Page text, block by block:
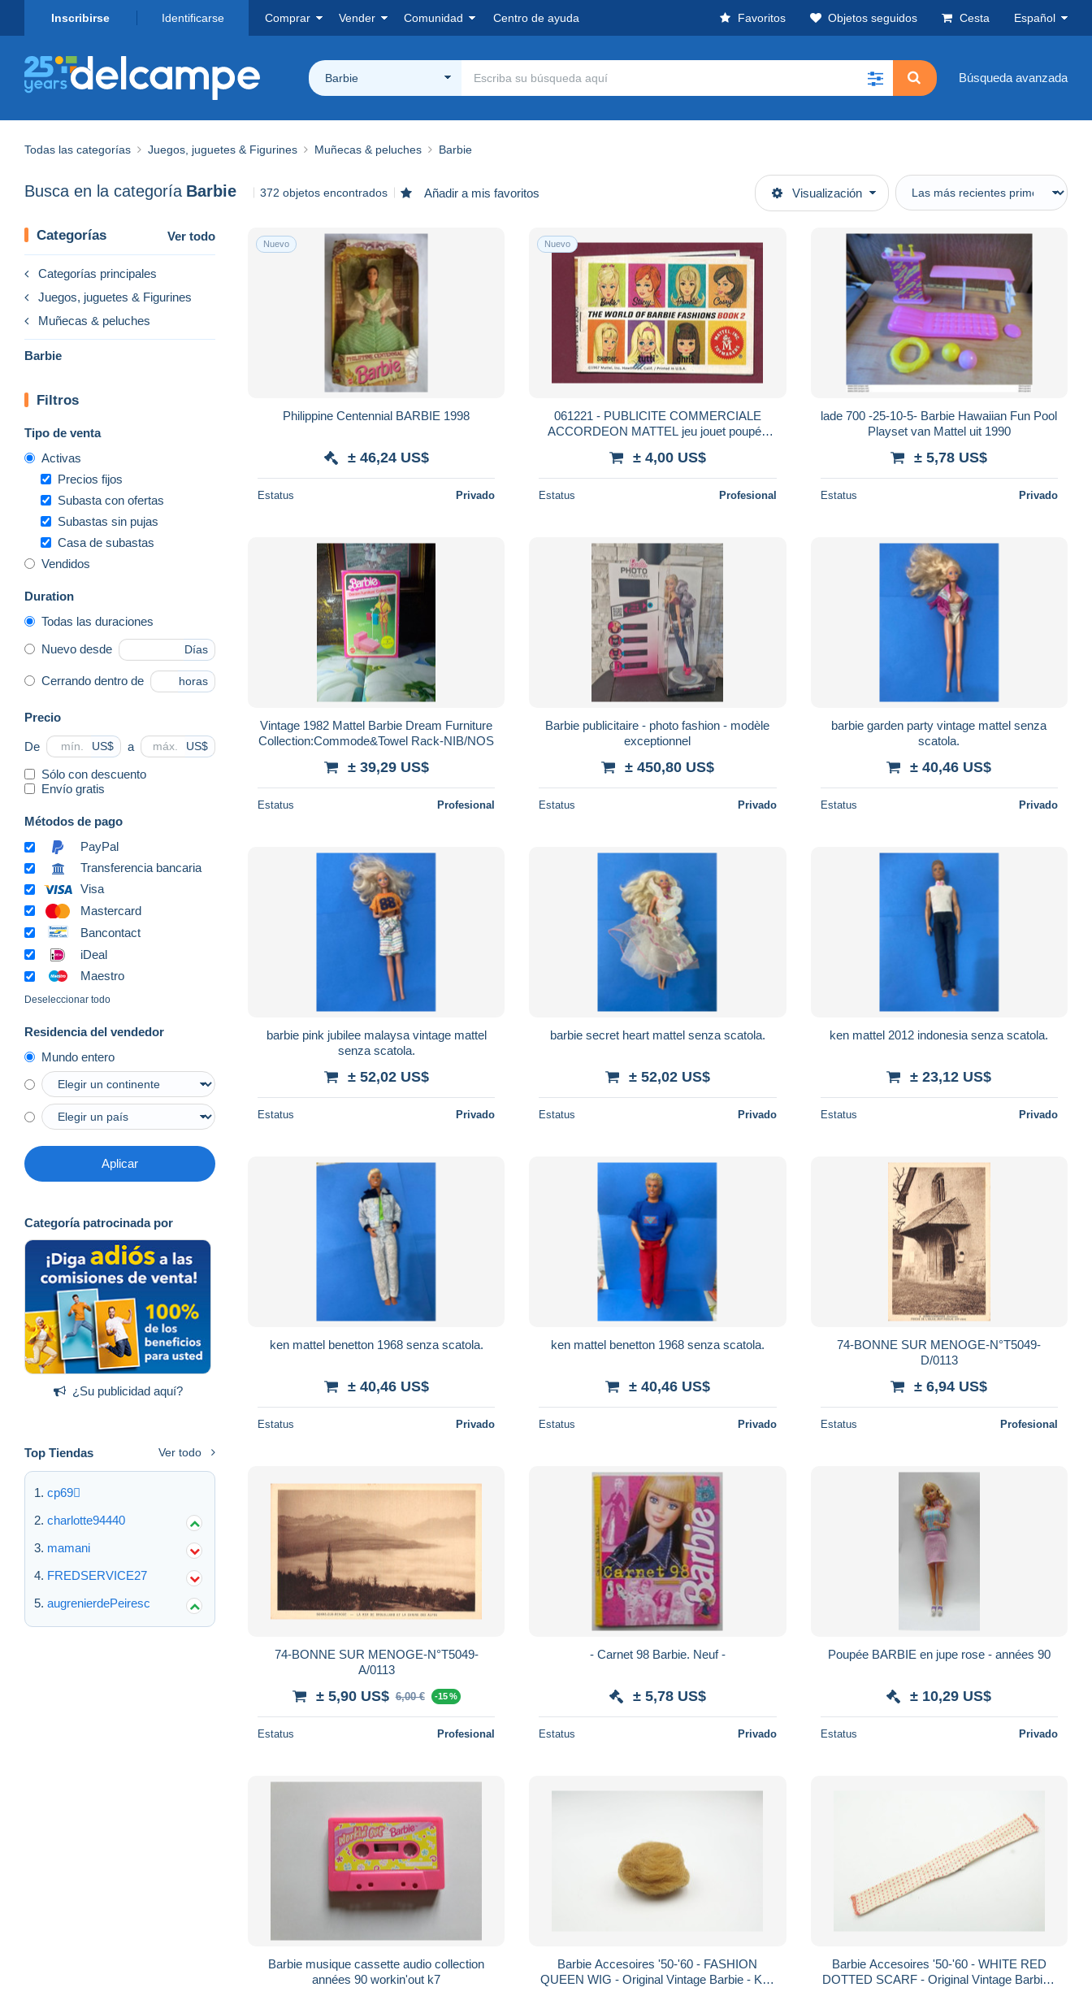
Inscribirse Identificarse Comprar Vender Comunidad Centro de ayuda Favoritos Objetos seguidos Cesta Español
Barbie Búsqueda avanzada
Todas las categorías Juegos, juguetes & Figurines Muñecas & peluches Barbie
Busca en la categoría Barbie 372 objetos encontrados Añadir a mis favoritos Visualización
Categorías Ver todo
Categorías principales
Juegos, juguetes & Figurines
Muñecas & peluches
Barbie
Filtros
Tipo de venta
Activas
Precios fijos
Subasta con ofertas
Subastas sin pujas
Casa de subastas
Vendidos
Duration
Todas las duraciones
Nuevo desde Días
Cerrando dentro de horas
Precio
De US$ a US$
Sólo con descuento
Envío gratis
Métodos de pago
PayPal
Transferencia bancaria
Visa
Mastercard
Bancontact
iDeal
Maestro
Deseleccionar todo
Residencia del vendedor
Mundo entero
Aplicar
Categoría patrocinada por
¿Su publicidad aquí?
Top Tiendas Ver todo
cp69
charlotte94440
mamani
FREDSERVICE27
augrenierdePeiresc
Nuevo
Philippine Centennial BARBIE 1998
± 46,24 US$
Estatus Privado
Nuevo
061221 - PUBLICITE COMMERCIALE
ACCORDEON MATTEL jeu jouet poupée
± 4,00 US$
Estatus Profesional
lade 700 -25-10-5- Barbie Hawaiian Fun Pool
Playset van Mattel uit 1990
± 5,78 US$
Estatus Privado
Vintage 1982 Mattel Barbie Dream Furniture
Collection:Commode&Towel Rack-NIB/NOS
± 39,29 US$
Estatus Profesional
Barbie publicitaire - photo fashion - modèle
exceptionnel
± 450,80 US$
Estatus Privado
barbie garden party vintage mattel senza
scatola.
± 40,46 US$
Estatus Privado
barbie pink jubilee malaysa vintage mattel
senza scatola.
± 52,02 US$
Estatus Privado
barbie secret heart mattel senza scatola.
± 52,02 US$
Estatus Privado
ken mattel 2012 indonesia senza scatola.
± 23,12 US$
Estatus Privado
ken mattel benetton 1968 senza scatola.
± 40,46 US$
Estatus Privado
ken mattel benetton 1968 senza scatola.
± 40,46 US$
Estatus Privado
74-BONNE SUR MENOGE-N°T5049-
D/0113
± 6,94 US$
Estatus Profesional
74-BONNE SUR MENOGE-N°T5049-
A/0113
± 5,90 US$ 6,00 € -15 %
Estatus Profesional
- Carnet 98 Barbie. Neuf -
± 5,78 US$
Estatus Privado
Poupée BARBIE en jupe rose - années 90
± 10,29 US$
Estatus Privado
Barbie musique cassette audio collection
années 90 workin'out k7
Barbie Accesoires '50-'60 - FASHION
QUEEN WIG - Original Vintage Barbie - Ken
Barbie Accesoires '50-'60 - WHITE RED
DOTTED SCARF - Original Vintage Barbie -